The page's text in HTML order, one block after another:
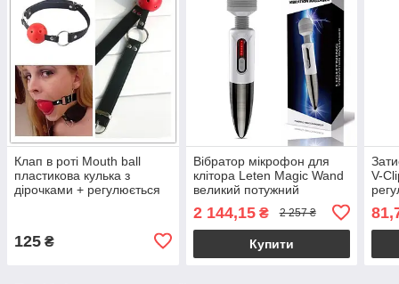
Клап в роті Mouth ball
пластикова кулька з
дірочками + регулюється
125 ₴
Вібратор мікрофон для
клітора Leten Magic Wand
великий потужний
акумуляторі
2 144,15₴ 2 257 ₴
Купити
V-